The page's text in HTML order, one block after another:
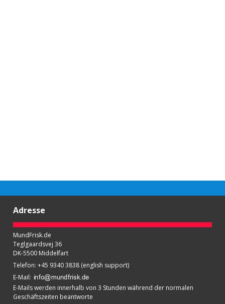
Adresse
MundFrisk.de
Teglgaardsvej 36
DK-5500 Middelfart
Telefon: +45 9340 3838 (english support)
E-Mail:
E-Mails werden innerhalb von 3 Stunden während der normalen
Geschäftszeiten beantworte